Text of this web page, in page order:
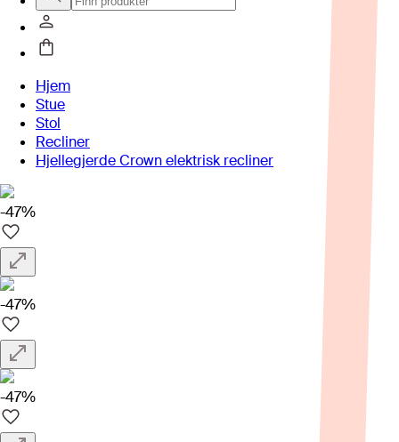
Hjem
Stue
Stol
Recliner
Hjellegjerde Crown elektrisk recliner
-47%
-47%
-47%